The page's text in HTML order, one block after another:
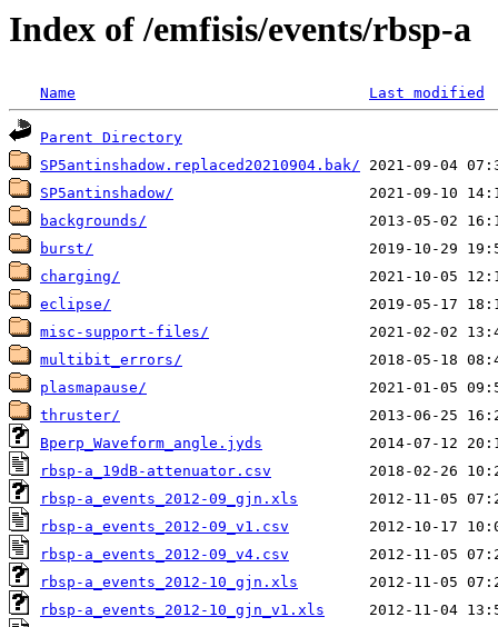
Index of /emfisis/events/rbsp-a
Name Last modified
Parent Directory
SP5antinshadow.replaced20210904.bak/
SP5antinshadow/
backgrounds/
burst/
charging/
eclipse/
misc-support-files/
multibit_errors/
plasmapause/
thruster/
Bperp_Waveform_angle.jyds
rbsp-a_19dB-attenuator.csv
rbsp-a_events_2012-09_gjn.xls
rbsp-a_events_2012-09_v1.csv
rbsp-a_events_2012-09_v4.csv
rbsp-a_events_2012-10_gjn.xls
rbsp-a_events_2012-10_gjn_v1.xls